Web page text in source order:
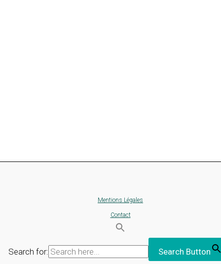
Mentions Légales
Contact
Search for: Search Button